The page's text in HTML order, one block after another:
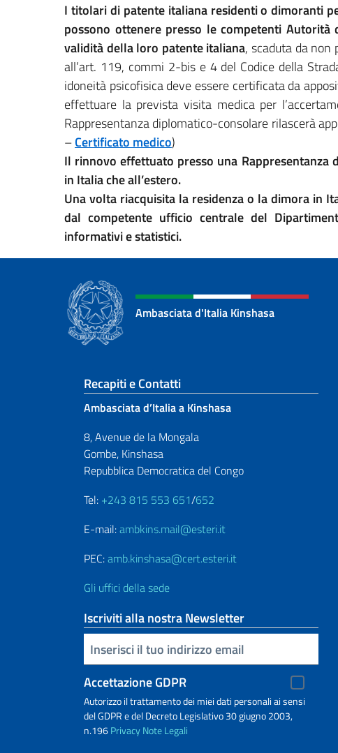
I titolari di patente italiana residenti o dimoranti
possono ottenere presso le competenti
validità della loro patente italiana, scaduta da
all’art. 119, commi 2-bis e 4 del Codice della
idoneità psicofisica deve essere certificata da
effettuare la prevista visita medica per
Rappresentanza diplomatico-consolare rilascerà
–Certificato medico)
Il rinnovo effettuato presso una
in Italia che all’estero.
Una volta riacquisita la residenza o la dimora in
dal competente ufficio centrale del
informativi e statistici.
Ambasciata d'Italia Kinshasa
Sezione footer
Recapiti e Contatti
Ambasciata d’Italia a Kinshasa
8, Avenue de la Mongala
Gombe, Kinshasa
Repubblica Democratica del Congo
Tel: +243 815 553 651/652
E-mail:ambkins.mail@esteri.it
PEC:amb.kinshasa@cert.esteri.it
Gli uffici della sede
Iscriviti alla nostra Newsletter
Inserisci la tua email
Accettazione GDPR
Autorizzo il trattamento dei miei dati personali ai sensi
del GDPR e del Decreto Legislativo 30 giugno 2003,
n.196PrivacyNote Legali